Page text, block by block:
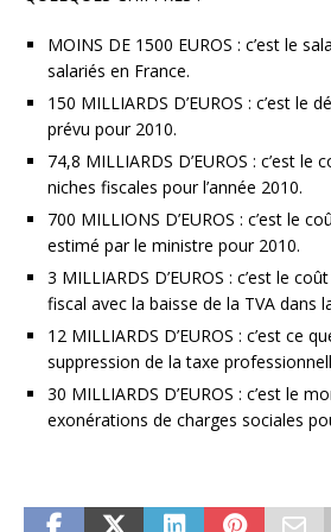
MOINS DE 1500 EUROS : c’est le
salariés en France.
150 MILLIARDS D’EUROS : c’est le
prévu pour 2010.
74,8 MILLIARDS D’EUROS : c’est le
niches fiscales pour l’année 2010.
700 MILLIONS D’EUROS : c’est le
estimé par le ministre pour 2010.
3 MILLIARDS D’EUROS : c’est le
fiscal avec la baisse de la TVA dans
12 MILLIARDS D’EUROS : c’est ce
suppression de la taxe
30 MILLIARDS D’EUROS : c’est le
exonérations de charges sociales